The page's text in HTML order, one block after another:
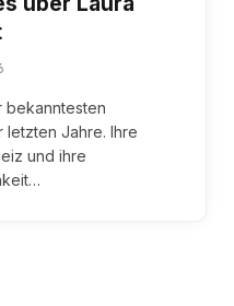
bekanntesten
letzten Jahre. Ihre
und ihre